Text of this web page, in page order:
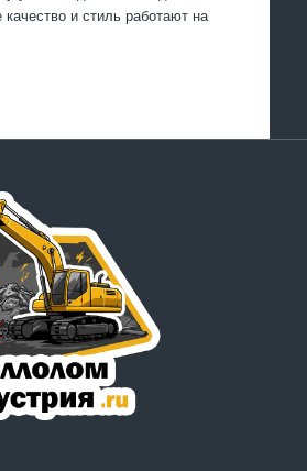
качество и стиль работают на